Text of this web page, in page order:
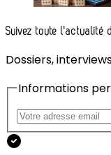
Suivez toute l'actualité
Dossiers,
Informations